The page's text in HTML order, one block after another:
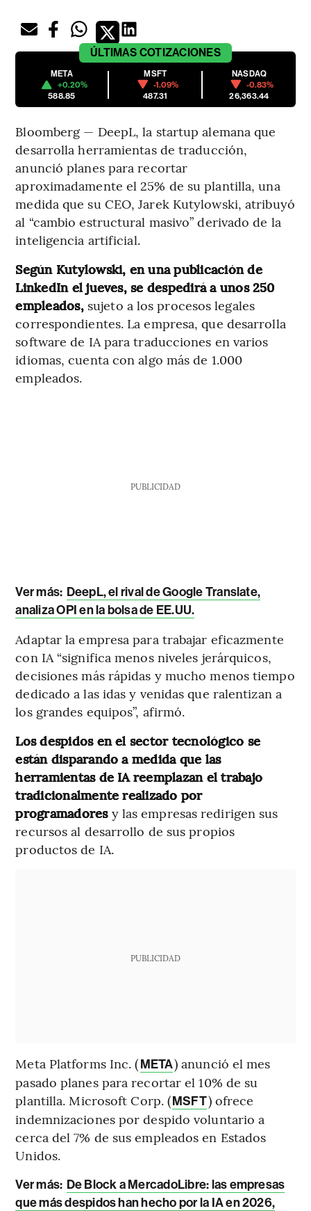
ÚLTIMAS COTIZACIONES
META
+0.20%
588.85
MSFT
-1.09%
487.31
NASDAQ
-0.83%
26,363.44
Bloomberg — DeepL, la startup alemana que
desarrolla herramientas de traducción,
anunció planes para recortar
aproximadamente el 25% de su plantilla, una
medida que su CEO, Jarek Kutylowski, atribuyó
al “cambio estructural masivo” derivado de la
inteligencia artificial.
Según Kutylowski, en una publicación de
LinkedIn el jueves, se despedirá a unos 250
empleados, sujeto a los procesos legales
correspondientes. La empresa, que desarrolla
software de IA para traducciones en varios
idiomas, cuenta con algo más de 1.000
empleados.
PUBLICIDAD
Ver más: DeepL, el rival de Google Translate,
analiza OPI en la bolsa de EE.UU.
Adaptar la empresa para trabajar eficazmente
con IA “significa menos niveles jerárquicos,
decisiones más rápidas y mucho menos tiempo
dedicado a las idas y venidas que ralentizan a
los grandes equipos”, afirmó.
Los despidos en el sector tecnológico se
están disparando a medida que las
herramientas de IA reemplazan el trabajo
tradicionalmente realizado por
programadoresy las empresas redirigen sus
recursos al desarrollo de sus propios
productos de IA.
PUBLICIDAD
Meta Platforms Inc. (META) anunció el mes
pasado planes para recortar el 10% de su
plantilla. Microsoft Corp. (MSFT) ofrece
indemnizaciones por despido voluntario a
cerca del 7% de sus empleados en Estados
Unidos.
Ver más: De Block a MercadoLibre: las empresas
que más despidos han hecho por la IA en 2026,